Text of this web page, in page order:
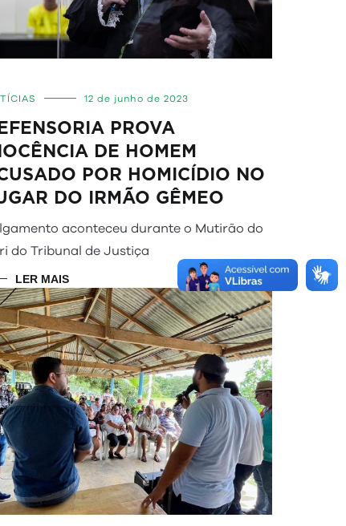
12 de junho de 2023
PROVA
DE HOMEM
POR HOMICÍDIO NO
DO IRMÃO GÊMEO
aconteceu durante o Mutirão do
do Tribunal de Justiça
LER MAIS